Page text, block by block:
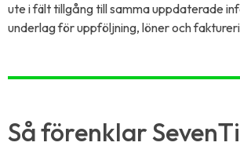
ute i fält tillgång till samma uppdaterade
underlag för uppföljning, löner och
Så förenklar